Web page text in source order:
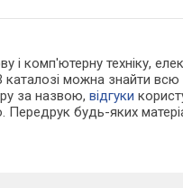
і комп'ютерну техніку,
каталозі можна знайти
за назвою,відгуки
Передрук будь-яких